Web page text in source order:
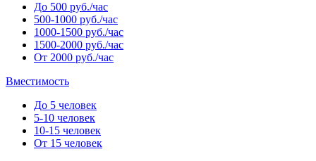
До 500 руб./час
500-1000 руб./час
1000-1500 руб./час
1500-2000 руб./час
От 2000 руб./час
Вместимость
До 5 человек
5-10 человек
10-15 человек
От 15 человек